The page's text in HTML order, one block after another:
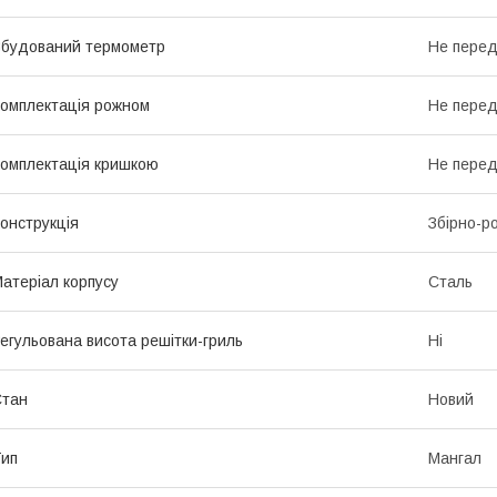
термометр Не
рожном Не
кришкою Не
Збірно-
корпусу Сталь
висота решітки-гриль Ні
Новий
Мангал